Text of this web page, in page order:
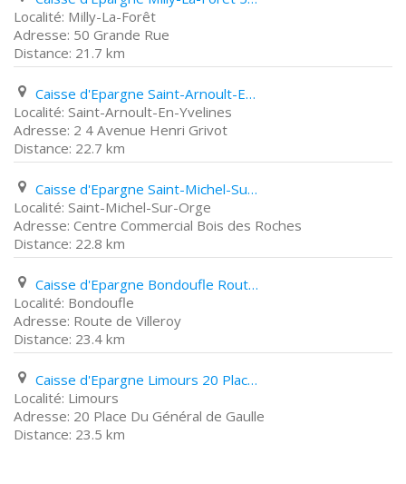
Milly-La-Forêt
50 Grande Rue
21.7 km
Caisse d'Epargne Saint-Arnoult-En-Yvelines 2 4 Avenue Henri Grivot
Saint-Arnoult-En-Yvelines
2 4 Avenue Henri Grivot
22.7 km
Caisse d'Epargne Saint-Michel-Sur-Orge Centre Commercial Bois des Roches
Saint-Michel-Sur-Orge
Centre Commercial Bois des Roches
22.8 km
Caisse d'Epargne Bondoufle Route de Villeroy
Bondoufle
Route de Villeroy
23.4 km
Caisse d'Epargne Limours 20 Place Du Général de Gaulle
Limours
20 Place Du Général de Gaulle
23.5 km